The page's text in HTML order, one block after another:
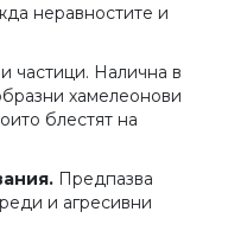
неравностите и
частици. Налична в
хамелеонови
блестят на
Предпазва
и агресивни